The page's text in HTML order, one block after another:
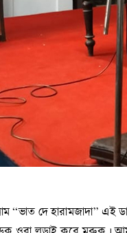
দে হারামজাদা” এই